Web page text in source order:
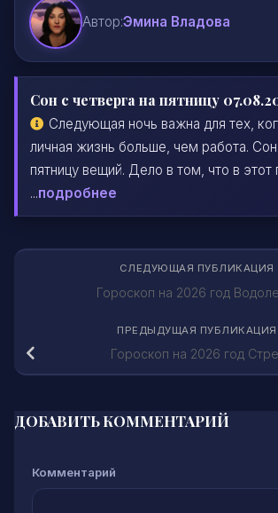
Автор:Эмина Владова
Сон с четверга на пятницу
Следующая ночь важна для тех,
личная жизнь больше, чем работа. Сон
пятницу вещий. Дело в том, что в этот
...подробнее
СЛЕДУЮЩАЯ ПУБЛИКАЦИЯ
Гороскоп на 2026 год
ПРЕДЫДУЩАЯ ПУБЛИКАЦИЯ
Гороскоп на 2026 год
ДОБАВИТЬ КОММЕНТАРИЙ
Комментарий